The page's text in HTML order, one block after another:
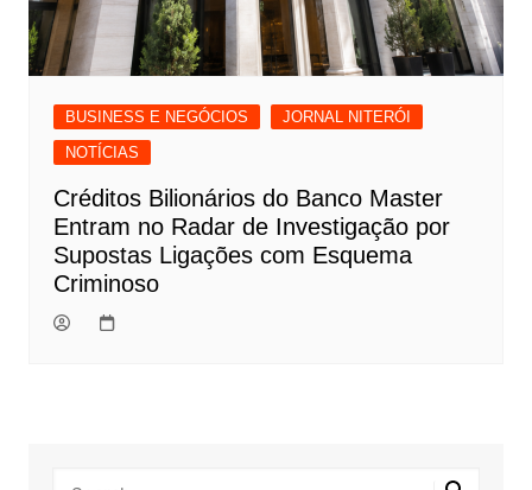
BUSINESS E NEGÓCIOS
JORNAL NITERÓI
NOTÍCIAS
Créditos Bilionários do Banco Master
Entram no Radar de Investigação por
Supostas Ligações com Esquema
Criminoso